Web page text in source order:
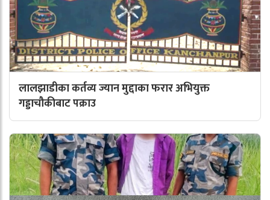
लालझाडीका कर्तव्य ज्यान मुद्दाका फरार अभियुक्त
गड्डाचौकीबाट पक्राउ